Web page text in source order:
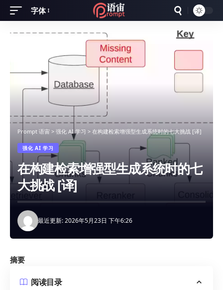
Font
字体
Prompt 语宙 > 强化 AI 学习 > 在构建检索增强型生成系统时的七大挑战 [译]
强化 AI 学习
在构建检索增强型生成系统时的七
大挑战 [译]
最近更新: 2026年5月23日 下午6:26
摘要
阅读目录